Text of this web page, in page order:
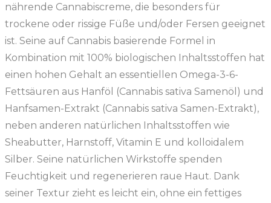
nährende Cannabiscreme, die besonders für
trockene oder rissige Füße und/oder Fersen geeignet
ist. Seine auf Cannabis basierende Formel in
Kombination mit 100% biologischen Inhaltsstoffen hat
einen hohen Gehalt an essentiellen Omega-3-6-
Fettsäuren aus Hanföl (Cannabis sativa Samenöl) und
Hanfsamen-Extrakt (Cannabis sativa Samen-Extrakt),
neben anderen natürlichen Inhaltsstoffen wie
Sheabutter, Harnstoff, Vitamin E und kolloidalem
Silber. Seine natürlichen Wirkstoffe spenden
Feuchtigkeit und regenerieren raue Haut. Dank
seiner Textur zieht es leicht ein, ohne ein fettiges